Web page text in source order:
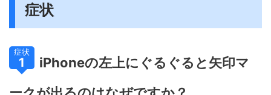
症状
症状
1
iPhoneの左上にぐるぐると矢印マ